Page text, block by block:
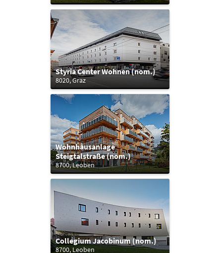
Styria Center Wohnen (nom.)
8020, Graz
Wohnhausanlage
Steigtalstraße (nom.)
8700, Leoben
Collegium Jacobinum (nom.)
8700, Leoben